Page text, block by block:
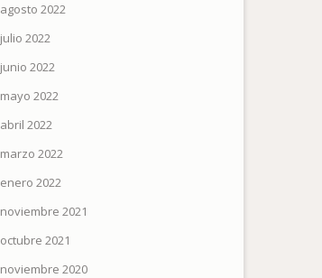
agosto 2022
julio 2022
junio 2022
mayo 2022
abril 2022
marzo 2022
enero 2022
noviembre 2021
octubre 2021
noviembre 2020